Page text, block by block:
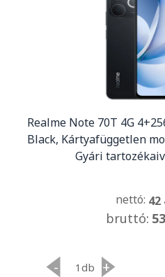
Realme Note 70T 4G
Black, Kártyafüggetlen
Gyári
nettó: 42
bruttó:
- db +